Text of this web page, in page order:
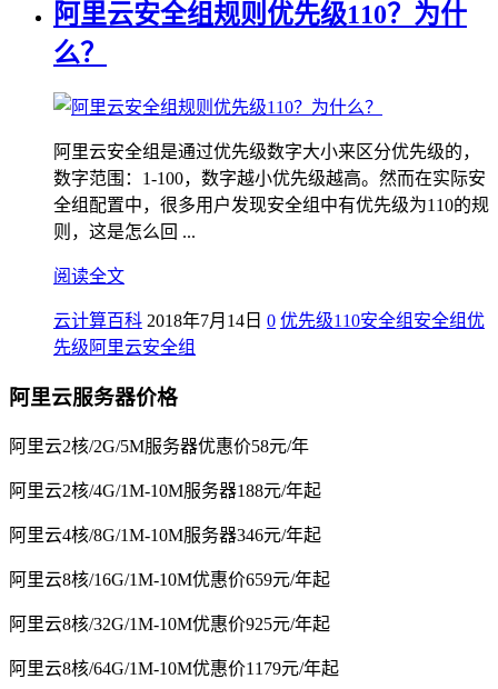
阿里云安全组规则优先级110？为什
么？
阿里云安全组是通过优先级数字大小来区分优先级的，
数字范围：1-100，数字越小优先级越高。然而在实际安
全组配置中，很多用户发现安全组中有优先级为110的规
则，这是怎么回 ...
阅读全文
云计算百科 2018年7月14日 0 优先级110安全组 安全组优
先级 阿里云安全组
阿里云服务器价格
阿里云2核/2G/5M服务器优惠价58元/年
阿里云2核/4G/1M-10M服务器188元/年起
阿里云4核/8G/1M-10M服务器346元/年起
阿里云8核/16G/1M-10M优惠价659元/年起
阿里云8核/32G/1M-10M优惠价925元/年起
阿里云8核/64G/1M-10M优惠价1179元/年起